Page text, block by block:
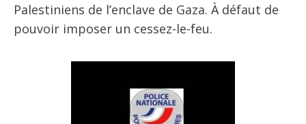
Palestiniens de l’enclave de Gaza. À défaut de
pouvoir imposer un cessez-le-feu.